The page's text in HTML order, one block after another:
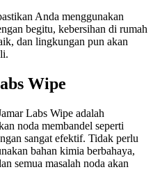
Anda menggunakan
begitu, kebersihan di rumah
dan lingkungan pun akan
Wipe
Labs Wipe adalah
noda membandel seperti
sangat efektif. Tidak perlu
bahan kimia berbahaya,
semua masalah noda akan